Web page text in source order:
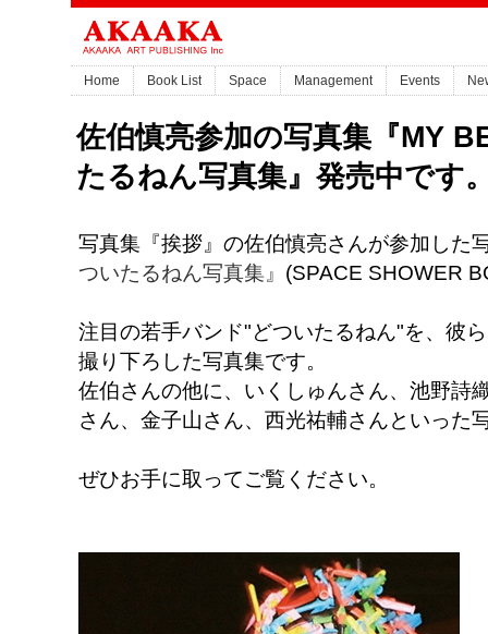
Home Book List Space Management Events
佐伯慎亮参加の写真集『MY
たるねん写真集』発売中です
写真集『挨拶』の佐伯慎亮さんが参加した
ついたるねん写真集』 (SPACE SHOWER
注目の若手バンド"どついたるねん"を、彼
撮り下ろした写真集です。
佐伯さんの他に、いくしゅんさん、池野詩
さん、金子山さん、西光祐輔さんといった
ぜひお手に取ってご覧ください。